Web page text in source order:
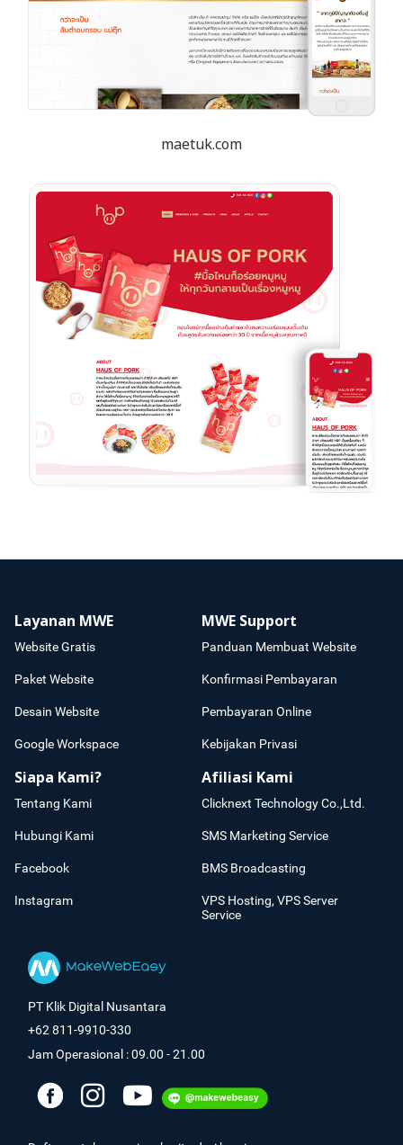
maetuk.com
Layanan MWE
Website Gratis
Paket Website
Desain Website
Google Workspace
MWE Support
Panduan Membuat Website
Konfirmasi Pembayaran
Pembayaran Online
Kebijakan Privasi
Siapa Kami?
Tentang Kami
Hubungi Kami
Facebook
Instagram
Afiliasi Kami
Clicknext Technology Co.,Ltd.
SMS Marketing Service
BMS Broadcasting
VPS Hosting, VPS Server
Service
PT Klik Digital Nusantara
+62 811-9910-330
Jam Operasional : 09.00 - 21.00